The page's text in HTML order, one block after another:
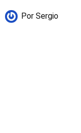
Por Sergio